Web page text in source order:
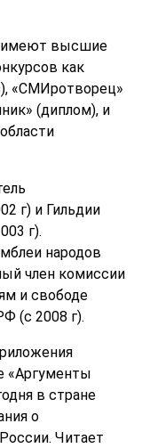
имеют высшие
как
«СМИротворец»
(диплом), и
г) и Гильдии
г).
народов
член комиссии
и свободе
(с 2008 г).
«Аргументы
в стране
о
Читает